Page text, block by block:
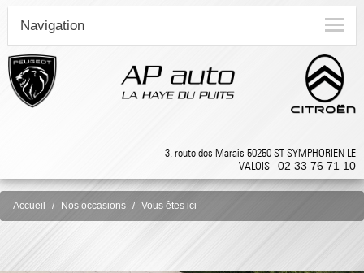
Navigation
3, route des Marais 50250 ST SYMPHORIEN LE
VALOIS -02 33 76 71 10
Accueil Nos occasions Vous êtes ici